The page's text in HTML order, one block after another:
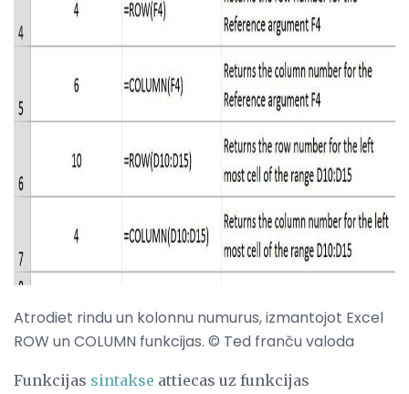
ad
Atrodiet rindu un kolonnu numurus, izmantojot Excel
ROW un COLUMN funkcijas. © Ted franču valoda
Funkcijas sintakse attiecas uz funkcijas